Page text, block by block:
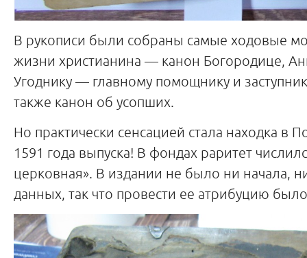
В рукописи были собраны самые ходовые
жизни христианина — канон Богородице,
Угоднику — главному помощнику и
также канон об усопших.
Но практически сенсацией стала находка в
1591 года выпуска! В фондах раритет
церковная». В издании не было ни начала,
данных, так что провести ее атрибуцию